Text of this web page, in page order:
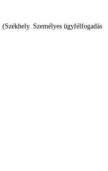
Személyes ügyfélfogadás